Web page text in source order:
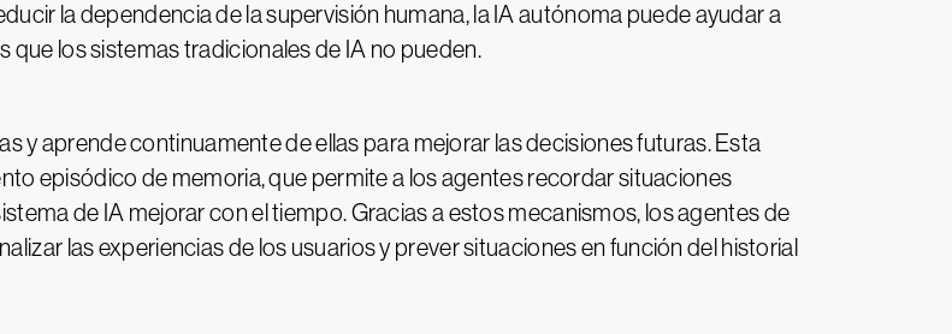
la dependencia de la supervisión humana, la IA autónoma puede ayudar a
los sistemas tradicionales de IA no pueden.
y aprende continuamente de ellas para mejorar las decisiones futuras. Esta
episódico de memoria, que permite a los agentes recordar situaciones
de IA mejorar con el tiempo. Gracias a estos mecanismos, los agentes de
las experiencias de los usuarios y prever situaciones en función del historial